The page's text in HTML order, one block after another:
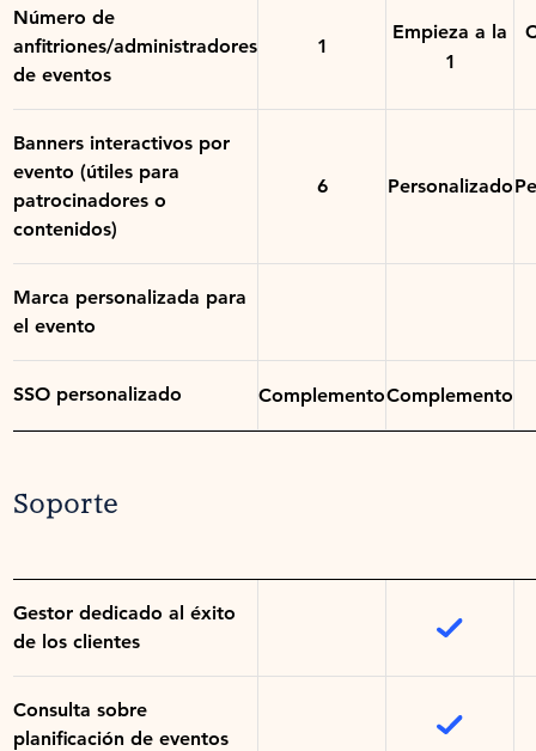
Número de
anfitriones/administradores
de eventos
1
Empieza a la
1
Banners interactivos por
evento (útiles para
patrocinadores o
contenidos)
6 Personalizado
Marca personalizada para
el evento
SSO personalizado ComplementoComplemento
Soporte
Gestor dedicado al éxito
de los clientes
Consulta sobre
planificación de eventos